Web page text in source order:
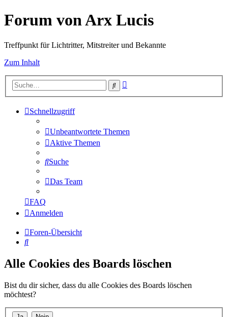
Forum von Arx Lucis
Treffpunkt für Lichtritter, Mitstreiter und Bekannte
Zum Inhalt
Suche
Schnellzugriff
Unbeantwortete Themen
Aktive Themen
Suche
Das Team
FAQ
Anmelden
Foren-Übersicht
Suche
Alle Cookies des Boards löschen
Bist du dir sicher, dass du alle Cookies des Boards löschen
möchtest?